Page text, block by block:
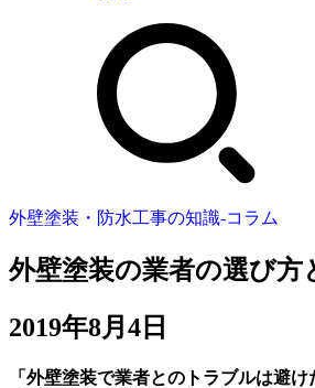
外壁塗装・防水工事の知識‐コラム
外壁塗装の業者の選び方
2019年8月4日
「外壁塗装で業者とのトラブルは避け